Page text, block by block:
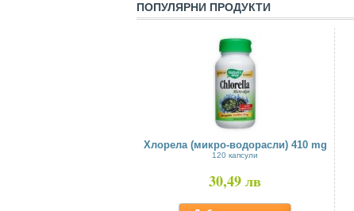
ПОПУЛЯРНИ ПРОДУКТИ
Хлорела (микро-водорасли) 410 mg
120 капсули
30,49 лв